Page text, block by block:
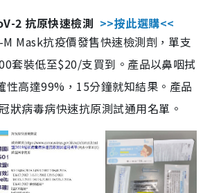
2 抗原快速檢測 >>按此選購<<
Mask抗疫價發售快速檢測劑，單支
套裝低至$20/支買到。產品以鼻咽拭
性高達99%，15分鐘就知結果。產品
狀病毒病快速抗原測試通用名單。